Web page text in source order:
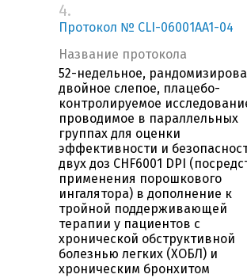
4.
Протокол № CLI-06001AA1-04
Название протокола
52-недельное,
двойное слепое, плацебо-
контролируемое
проводимое в параллельных
группах для оценки
эффективности и
двух доз CHF6001 DPI
применения порошкового
ингалятора) в дополнение к
тройной поддерживающей
терапии у пациентов с
хронической обструктивной
болезнью легких (ХОБЛ) и
хроническим бронхитом